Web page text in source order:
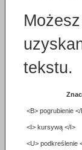
tekstu.
<B> pogrubienie </
<I> kursywą </I>
<U> podkreślenie